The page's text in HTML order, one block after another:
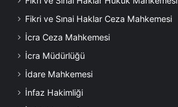
Fikri ve Sınai Haklar Ceza Mahkemesi
İcra Ceza Mahkemesi
İcra Müdürlüğü
İdare Mahkemesi
İnfaz Hakimliği